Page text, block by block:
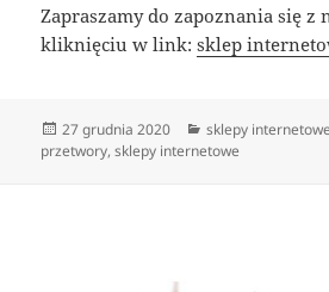
Zapraszamy do zapoznania się z
kliknięciu w link:sklep
Data
publikacji
27 grudnia 2020 Kategorie
sklepy internetowe
przetwory,sklepy internetowe